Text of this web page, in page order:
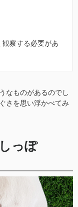
察する必要があ
なものがあるのでし
さを思い浮かべてみ
っぽ